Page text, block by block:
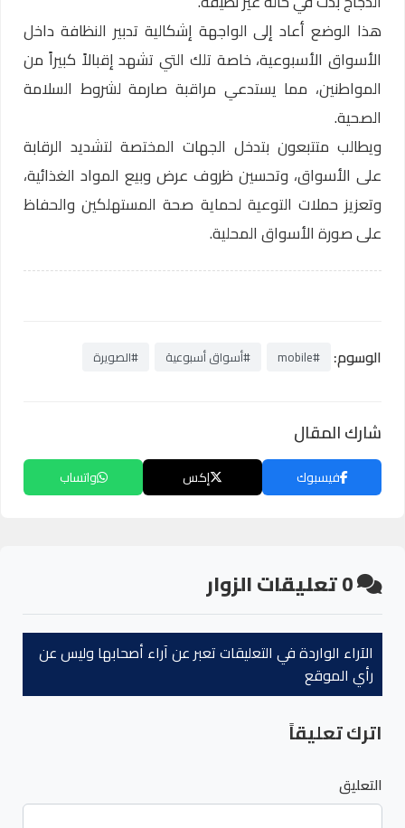
هذا الوضع أعاد إلى الواجهة إشكالية تدبير النظافة داخل
الأسواق الأسبوعية، خاصة تلك التي تشهد إقبالاً كبيراً من
المواطنين، مما يستدعي مراقبة صارمة لشروط السلامة
الصحية.
ويطالب متتبعون بتدخل الجهات المختصة لتشديد الرقابة
على الأسواق، وتحسين ظروف عرض وبيع المواد الغذائية،
وتعزيز حملات التوعية لحماية صحة المستهلكين والحفاظ
على صورة الأسواق المحلية.
الوسوم: #mobile #أسواق أسبوعية #الصويرة
شارك المقال
فيسبوك إكس واتساب
0تعليقات الزوار
الآراء الواردة في التعليقات تعبر عن آراء أصحابها وليس عن
رأي الموقع
اترك تعليقاً
التعليق